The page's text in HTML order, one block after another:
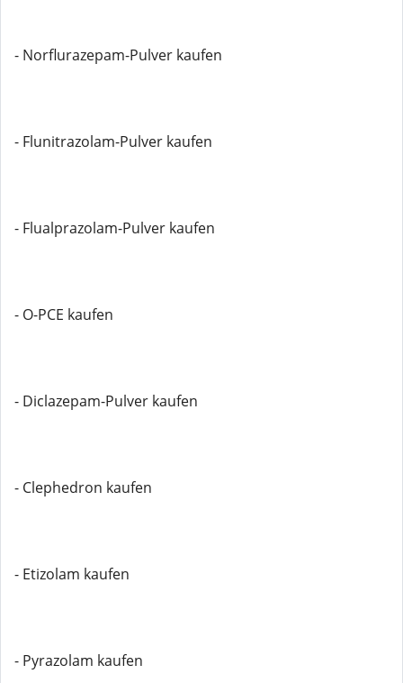
- Norflurazepam-Pulver kaufen
- Flunitrazolam-Pulver kaufen
- Flualprazolam-Pulver kaufen
- O-PCE kaufen
- Diclazepam-Pulver kaufen
- Clephedron kaufen
- Etizolam kaufen
- Pyrazolam kaufen